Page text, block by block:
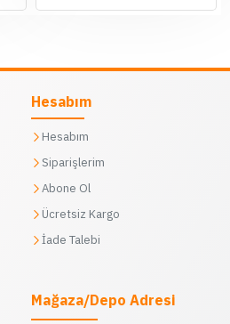
Hesabım
Hesabım
Siparişlerim
Abone Ol
Ücretsiz Kargo
İade Talebi
Mağaza/Depo Adresi